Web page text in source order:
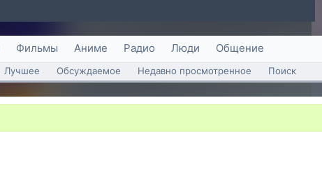
Фильмы Аниме Радио Люди Общение
Лучшее Обсуждаемое Недавно просмотренное Поиск